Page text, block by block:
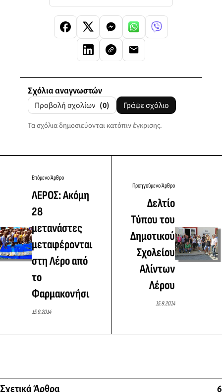
Σχόλια αναγνωστών
Προβολή σχολίων (0) Γράψε σχόλιο
Τα σχόλια δημοσιεύονται κατόπιν έγκρισης.
Επόμενο Άρθρο
ΛΕΡΟΣ: Ακόμη
28
μετανάστες
μεταφέρονται
στη Λέρο από
το
Φαρμακονήσι
15.9.2014
Προηγούμενο Άρθρο
Δελτίο
Τύπου του
Δημοτικού
Σχολείου
Αλίντων
Λέρου
15.9.2014
Σχετικά Άρθρα 6